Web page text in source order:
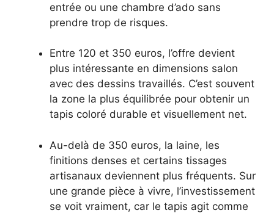
entrée ou une chambre d’ado sans
prendre trop de risques.
Entre 120 et 350 euros, l’offre devient
plus intéressante en dimensions salon
avec des dessins travaillés. C’est souvent
la zone la plus équilibrée pour obtenir un
tapis coloré durable et visuellement net.
Au-delà de 350 euros, la laine, les
finitions denses et certains tissages
artisanaux deviennent plus fréquents. Sur
une grande pièce à vivre, l’investissement
se voit vraiment, car le tapis agit comme